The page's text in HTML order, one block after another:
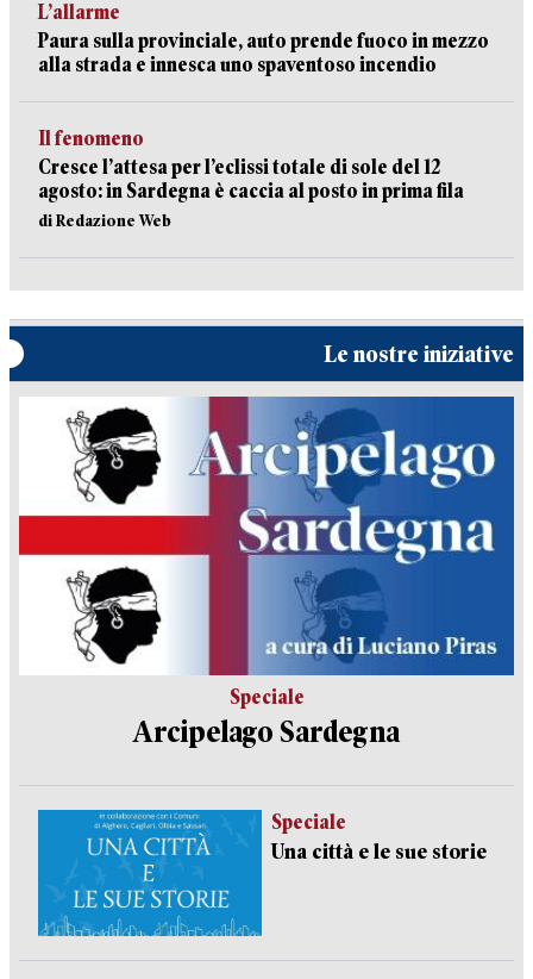
L’allarme
Paura sulla provinciale, auto prende fuoco in mezzo
alla strada e innesca uno spaventoso incendio
Il fenomeno
Cresce l’attesa per l’eclissi totale di sole del 12
agosto: in Sardegna è caccia al posto in prima fila
di Redazione Web
Le nostre iniziative
Speciale
Arcipelago Sardegna
Speciale
Una città e le sue storie